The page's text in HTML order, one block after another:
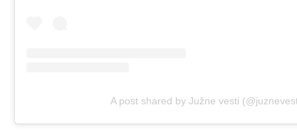
A post shared by Južne vesti